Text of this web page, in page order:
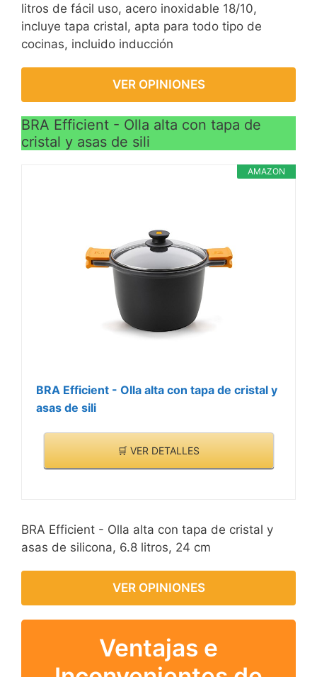
litros de fácil uso, acero inoxidable 18/10,
incluye tapa cristal, apta para todo tipo de
cocinas, incluido inducción
VER OPINIONES
BRA Efficient - Olla alta con tapa de
cristal y asas de sili
AMAZON
BRA Efficient - Olla alta con tapa de cristal y
asas de sili
🛒 VER DETALLES
BRA Efficient - Olla alta con tapa de cristal y
asas de silicona, 6.8 litros, 24 cm
VER OPINIONES
Ventajas e